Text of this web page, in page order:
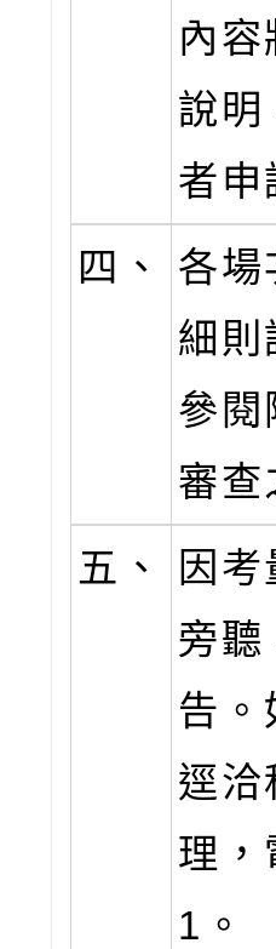
內
說明
者申
四、
各場
細則
參閱
審查
五、
因
旁聽
告。
逕洽
理
1。